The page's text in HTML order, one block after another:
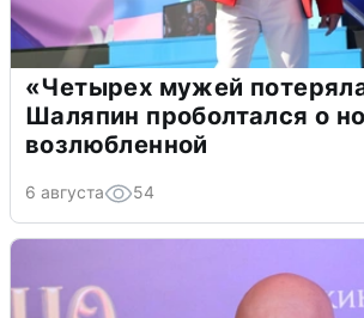
«Четырех мужей
Шаляпин проболтался о
возлюбленной
6 августа 54